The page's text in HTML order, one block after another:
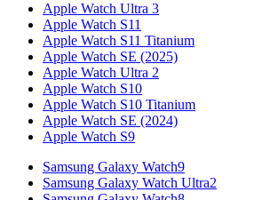
Apple Watch Ultra 3
Apple Watch S11
Apple Watch S11 Titanium
Apple Watch SE (2025)
Apple Watch Ultra 2
Apple Watch S10
Apple Watch S10 Titanium
Apple Watch SE (2024)
Apple Watch S9
Samsung Galaxy Watch9
Samsung Galaxy Watch Ultra2